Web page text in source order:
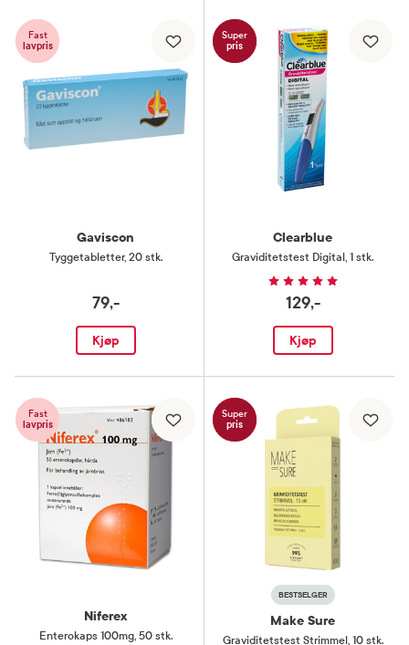
Fast
lavpris
Gaviscon
Tyggetabletter, 20 stk.
79,-
Kjøp
Super
pris
Clearblue
Graviditetstest Digital , 1 stk.
129,-
Kjøp
Fast
lavpris
Niferex
Enterokaps 100mg, 50 stk.
Super
pris
BESTSELGER
Make Sure
Graviditetstest Strimmel , 10 stk.